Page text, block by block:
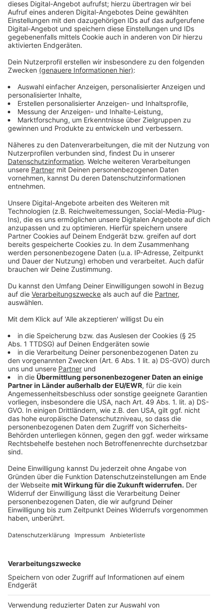
Vergleich bei Zu- und Abgängen am Arbeitsmarkt:
Rund 2.200 Menschen haben im April ihren Job
verloren, nur etwa 1.700 haben eine neue Arbeit
aufgenommen. Besonders für Ungelernte hat sich die
Weiterbildung und Umschulung weiter an Bedeutung.
Anzeige
Langzeitarbeitslosigkeit steigt deutlich
Besonders besorgniserregend ist der Anstieg der
Langzeitarbeitslosigkeit in Düsseldorf. Fast 11.000
Menschen sind seit einem Jahr oder länger ohne Job.
Das ist ein Plus von mehr als zehn Prozent im
Vergleich zum Vorjahr.
Trotzdem gibt es auch einen Lichtblick: Die
Gesamtbeschäftigung in Düsseldorf entwickelt sich
weiterhin besser als in vielen anderen Regionen in
Nordrhein-Westfalen.
Anzeige
Mehr Infos und Links zum Thema:
Anzeige
Das meldet die Arbeitsagentur
Der Top-Job - NRWs coolster Arbeitsplatz 2026
DGB-Demo am 1. Mai
"New Work" - Jobtrends in Düsseldorf
Anzeige
Folge uns für mehr News & Updates:
Anzeige
Instagram|Facebook|WhatsApp-Kanal
Anzeige